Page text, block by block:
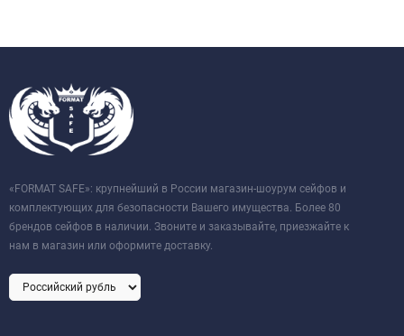
«FORMAT SAFE»: крупнейший в России магазин-шоурум сейфов и
комплектующих для безопасности Вашего имущества. Более 80
брендов сейфов в наличии. Звоните и заказывайте, приезжайте к
нам в магазин или оформите доставку.